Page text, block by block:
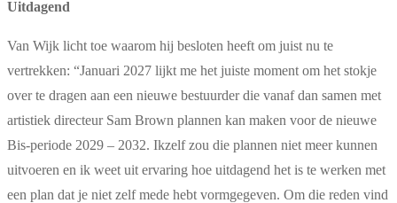
Uitdagend
Van Wijk licht toe waarom hij besloten heeft om juist nu te
vertrekken: “Januari 2027 lijkt me het juiste moment om het stokje
over te dragen aan een nieuwe bestuurder die vanaf dan samen met
artistiek directeur Sam Brown plannen kan maken voor de nieuwe
Bis-periode 2029 – 2032. Ikzelf zou die plannen niet meer kunnen
uitvoeren en ik weet uit ervaring hoe uitdagend het is te werken met
een plan dat je niet zelf mede hebt vormgegeven. Om die reden vind